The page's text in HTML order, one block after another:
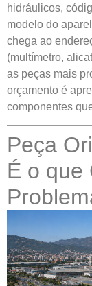
hidráulicos,
modelo do
chega ao
(multímetro,
as peças mais
orçamento é
componentes
Peça
É o que